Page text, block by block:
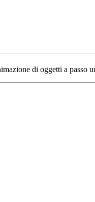
di oggetti a passo